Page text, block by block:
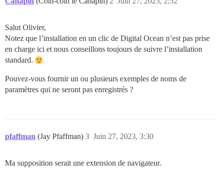
Salut Olivier,
Notez que l’installation en un clic de Digital Ocean n’est pas prise
en charge ici et nous conseillons toujours de suivre l’installation
standard.
Pouvez-vous fournir un ou plusieurs exemples de noms de
paramètres qui ne seront pas enregistrés ?
pfaffman (Jay Pfaffman) Juin 27, 2023, 3:30
3
Ma supposition serait une extension de navigateur.